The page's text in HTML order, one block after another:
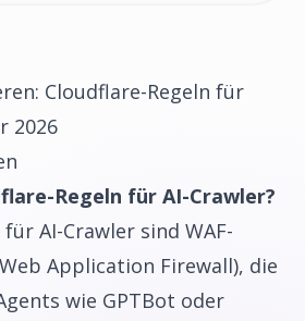
Cloudflare-Regeln für
2026
Regeln für AI-Crawler?
AI-Crawler sind WAF-
Application Firewall), die
wie GPTBot oder